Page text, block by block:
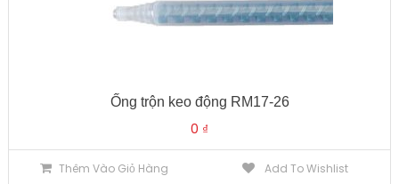
Ống trộn keo động RM17-26
0 ₫
Thêm Vào Giỏ Hàng Add To Wishlist